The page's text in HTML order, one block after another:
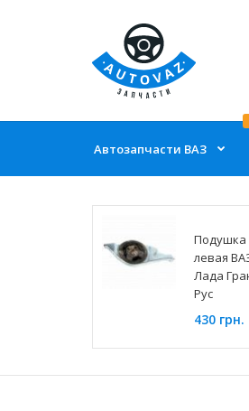
Автозапчасти ВАЗ
Подушка
левая
Лада
Рус
430 грн.